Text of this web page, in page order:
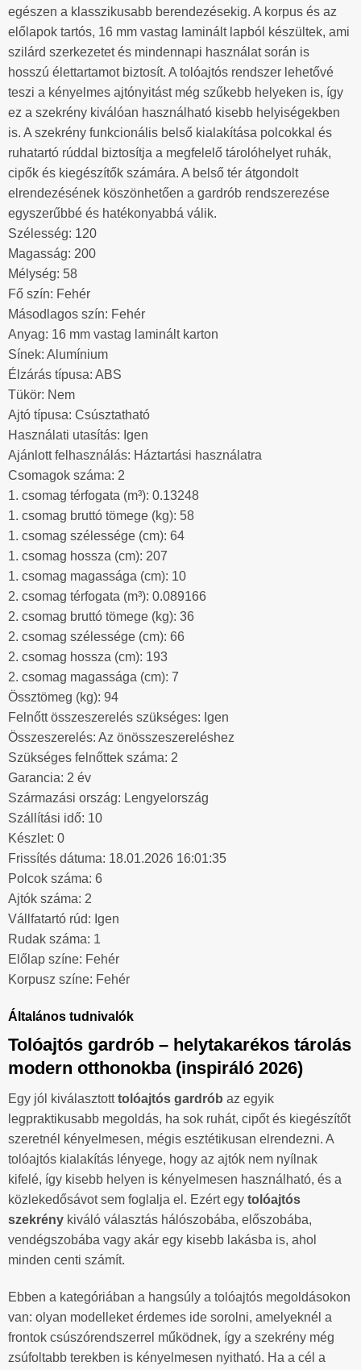
egészen a klasszikusabb berendezésekig. A korpus és az
előlapok tartós, 16 mm vastag laminált lapból készültek, ami
szilárd szerkezetet és mindennapi használat során is
hosszú élettartamot biztosít. A tolóajtós rendszer lehetővé
teszi a kényelmes ajtónyitást még szűkebb helyeken is, így
ez a szekrény kiválóan használható kisebb helyiségekben
is. A szekrény funkcionális belső kialakítása polcokkal és
ruhatartó rúddal biztosítja a megfelelő tárolóhelyet ruhák,
cipők és kiegészítők számára. A belső tér átgondolt
elrendezésének köszönhetően a gardrób rendszerezése
egyszerűbbé és hatékonyabbá válik.
Szélesség: 120
Magasság: 200
Mélység: 58
Fő szín: Fehér
Másodlagos szín: Fehér
Anyag: 16 mm vastag laminált karton
Sínek: Alumínium
Élzárás típusa: ABS
Tükör: Nem
Ajtó típusa: Csúsztatható
Használati utasítás: Igen
Ajánlott felhasználás: Háztartási használatra
Csomagok száma: 2
1. csomag térfogata (m³): 0.13248
1. csomag bruttó tömege (kg): 58
1. csomag szélessége (cm): 64
1. csomag hossza (cm): 207
1. csomag magassága (cm): 10
2. csomag térfogata (m³): 0.089166
2. csomag bruttó tömege (kg): 36
2. csomag szélessége (cm): 66
2. csomag hossza (cm): 193
2. csomag magassága (cm): 7
Össztömeg (kg): 94
Felnőtt összeszerelés szükséges: Igen
Összeszerelés: Az önösszeszereléshez
Szükséges felnőttek száma: 2
Garancia: 2 év
Származási ország: Lengyelország
Szállítási idő: 10
Készlet: 0
Frissítés dátuma: 18.01.2026 16:01:35
Polcok száma: 6
Ajtók száma: 2
Vállfatartó rúd: Igen
Rudak száma: 1
Előlap színe: Fehér
Korpusz színe: Fehér
Általános tudnivalók
Tolóajtós gardrób – helytakarékos tárolás
modern otthonokba (inspiráló 2026)
Egy jól kiválasztotttolóajtós gardrób az egyik
legpraktikusabb megoldás, ha sok ruhát, cipőt és kiegészítőt
szeretnél kényelmesen, mégis esztétikusan elrendezni. A
tolóajtós kialakítás lényege, hogy az ajtók nem nyílnak
kifelé, így kisebb helyen is kényelmesen használható, és a
közlekedősávot sem foglalja el. Ezért egy tolóajtós
szekrény kiváló választás hálószobába, előszobába,
vendégszobába vagy akár egy kisebb lakásba is, ahol
minden centi számít.
Ebben a kategóriában a hangsúly a tolóajtós megoldásokon
van: olyan modelleket érdemes ide sorolni, amelyeknél a
frontok csúszórendszerrel működnek, így a szekrény még
zsúfoltabb terekben is kényelmesen nyitható. Ha a cél a